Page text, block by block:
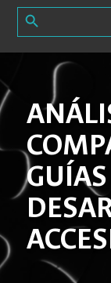
Search Button